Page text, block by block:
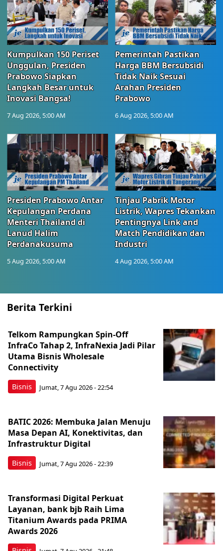
Kumpulkan 150 Periset
Unggulan, Presiden
Prabowo Siapkan
Langkah Besar untuk
Inovasi Bangsa!
7 Aug 2026, 5:00 AM
Pemerintah Pastikan
Harga BBM Bersubsidi
Tidak Naik Sesuai
Arahan Presiden
Prabowo
6 Aug 2026, 5:00 AM
Presiden Prabowo Antar
Kepulangan Perdana
Menteri Thailand di
Lanud Halim
Perdanakusuma
5 Aug 2026, 5:00 AM
Tinjau Pabrik Motor
Listrik, Wapres Tekankan
Pentingnya Link and
Match Pendidikan dan
Industri
4 Aug 2026, 5:00 AM
Berita Terkini
Bisnis
Telkom Rampungkan Spin-Off
InfraCo Tahap 2, InfraNexia Jadi Pilar
Utama Bisnis Wholesale
Connectivity
Jumat, 7 Agu 2026 - 22:54
Bisnis
BATIC 2026: Membuka Jalan Menuju
Masa Depan AI, Konektivitas, dan
Infrastruktur Digital
Jumat, 7 Agu 2026 - 22:39
Transformasi Digital Perkuat
Layanan, bank bjb Raih Lima
Titanium Awards pada PRIMA
Awards 2026